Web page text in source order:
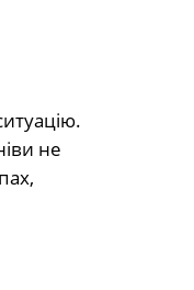
не